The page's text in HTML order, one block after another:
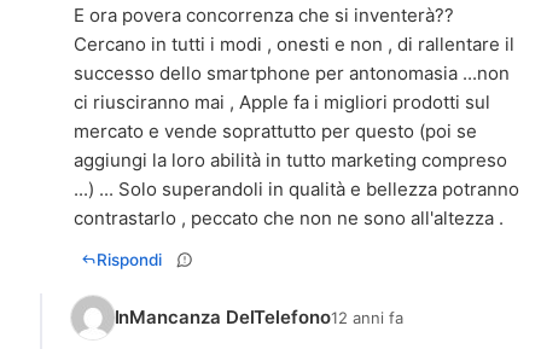
E ora povera concorrenza che si inventerà??
Cercano in tutti i modi , onesti e non , di rallentare il
successo dello smartphone per antonomasia ...non
ci riusciranno mai , Apple fa i migliori prodotti sul
mercato e vende soprattutto per questo (poi se
aggiungi la loro abilità in tutto marketing compreso
...) ... Solo superandoli in qualità e bellezza potranno
contrastarlo , peccato che non ne sono all'altezza .
Rispondi
InMancanza DelTelefono12 anni fa